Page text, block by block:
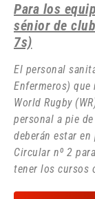
Para los
sénior de
7s)
El personal
Enfermeros)
World Rugby
personal a pie
deberán estar
Circular nº 2
tener los cursos